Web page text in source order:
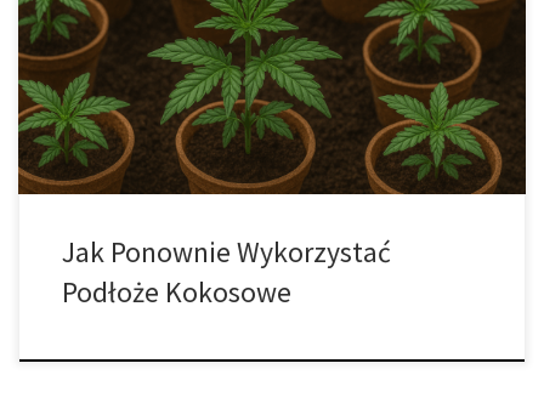
Włókno kokosowe (coco coir) od lat cieszy się rosnącą
popularnością wśród ogrodników i hodowców roślin. To naturalne
i ekologiczne podłoże jest lekkie, dobrze utrzymuje wilgoć, a
przy tym zapewnia korzeniom odpowiednią ilość powietrza. […]
Jak Ponownie Wykorzystać
Podłoże Kokosowe